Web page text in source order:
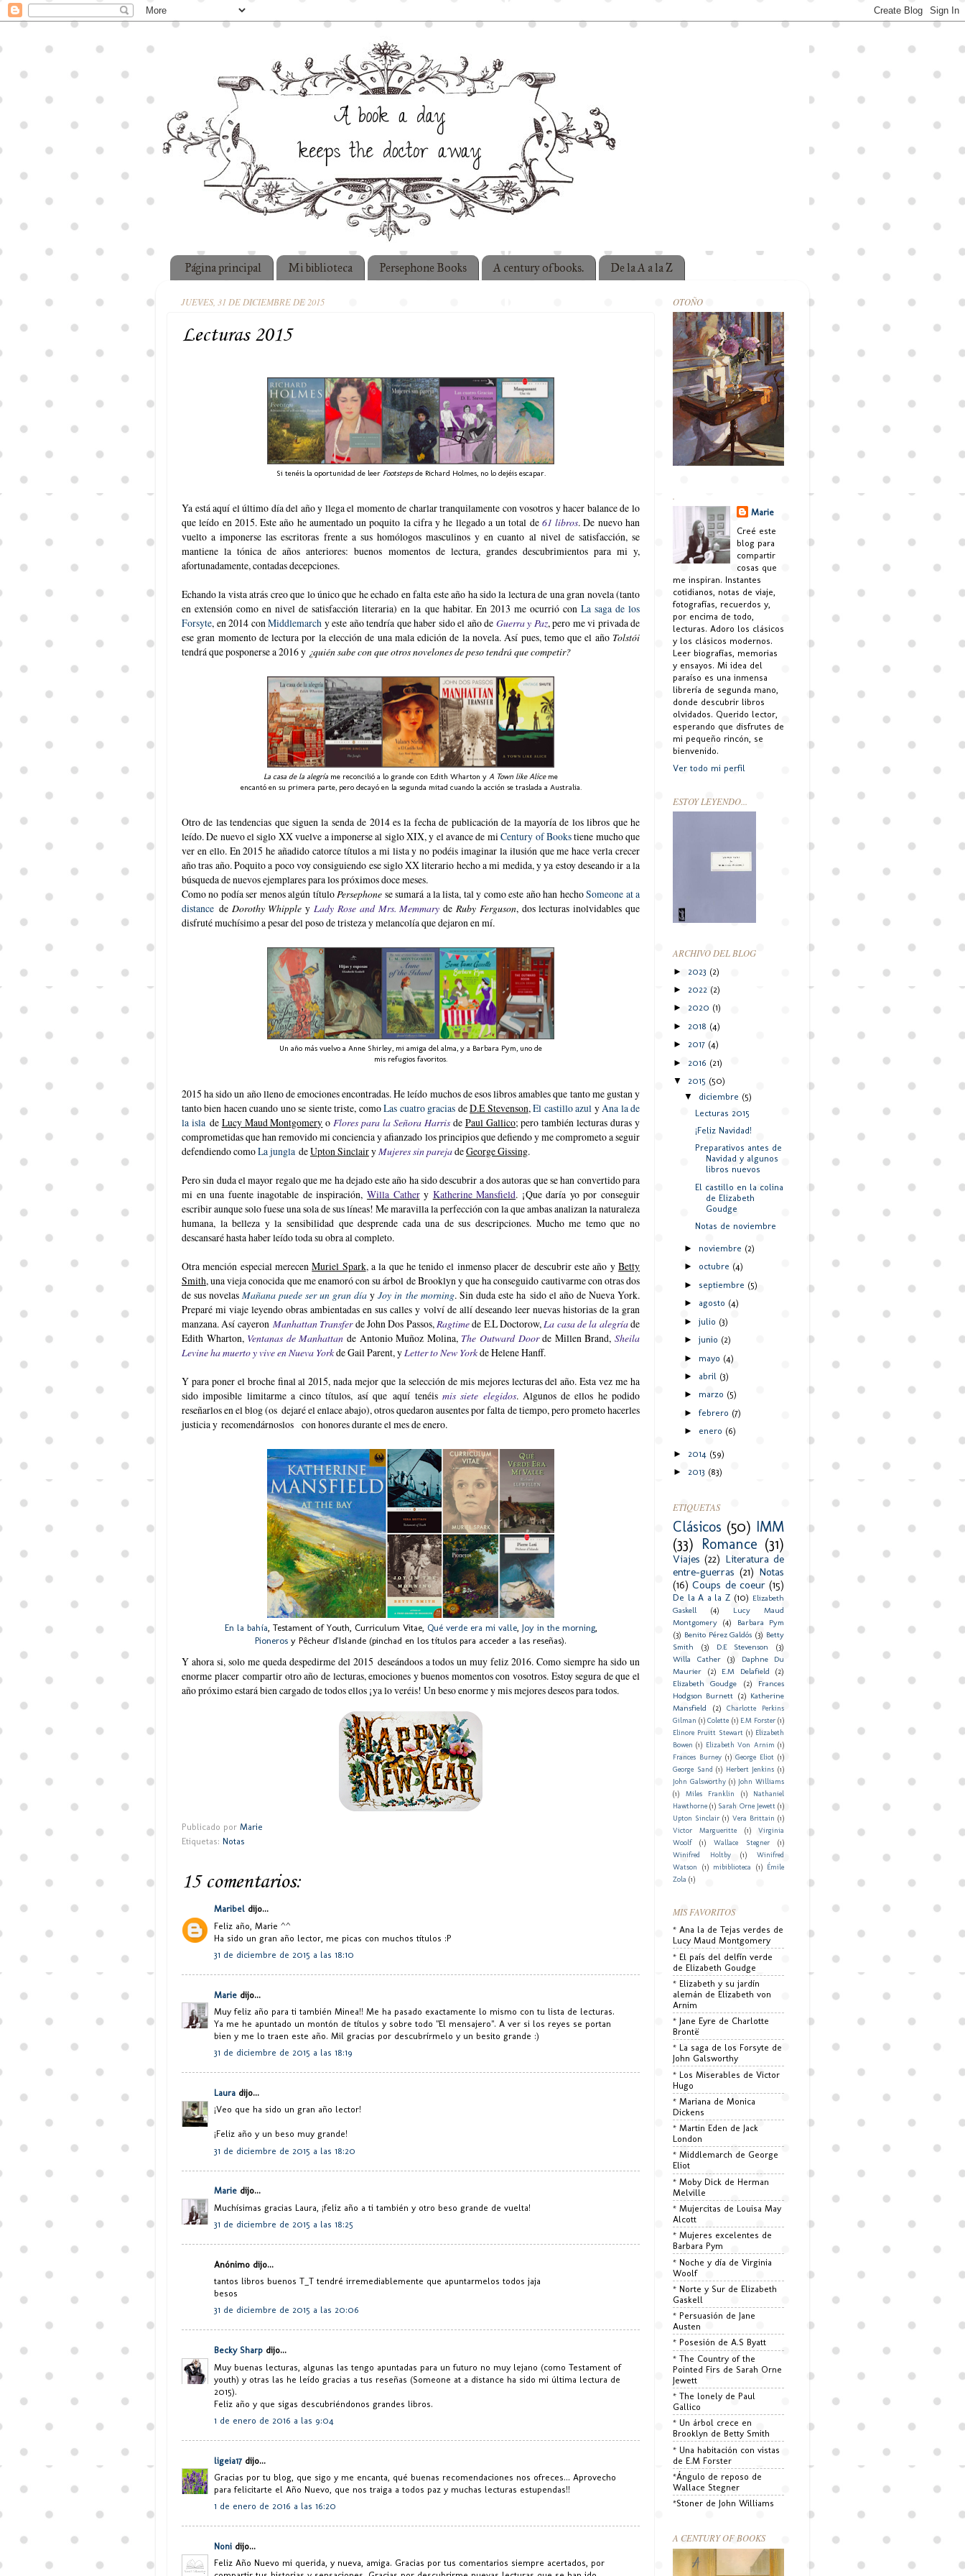
Página principal Mi biblioteca Persephone Books A century of books. De la A a la Z
JUEVES, 31 DE DICIEMBRE DE 2015
Lecturas 2015
Si tenéis la oportunidad de leer Footstepsde Richard Holmes, no lo dejéis escapar.
Ya está aquí el último día del año y llega el momento de charlar tranquilamente con vosotros y hacer balance de lo
que leído en 2015. Este año he aumentado un poquito la cifra y he llegado a un total de 61 libros. De nuevo han
vuelto a imponerse las escritoras frente a sus homólogos masculinos y en cuanto al nivel de satisfacción, se
mantiene la tónica de años anteriores: buenos momentos de lectura, grandes descubrimientos para mi y,
afortunadamente, contadas decepciones.
Echando la vista atrás creo que lo único que he echado en falta este año ha sido la lectura de una gran novela (tanto
en extensión como en nivel de satisfacción literaria) en la que habitar. En 2013 me ocurrió con La saga de los
Forsyte, en 2014 con Middlemarch y este año tendría que haber sido el año de Guerra y Paz, pero me vi privada de
ese gran momento de lectura por la elección de una mala edición de la novela. Así pues, temo que el año Tolstói
tendrá que posponerse a 2016 y ¿quién sabe con que otros novelones de peso tendrá que competir?
La casa de la alegría me reconcilió a lo grande con Edith Wharton y A Town like Aliceme
encantó en su primera parte, pero decayó en la segunda mitad cuando la acción se traslada a Australia.
Otro de las tendencias que siguen la senda de 2014 es la fecha de publicación de la mayoría de los libros que he
leído. De nuevo el siglo XX vuelve a imponerse al siglo XIX, y el avance de miCentury of Bookstiene mucho que
ver en ello. En 2015 he añadido catorce títulos a mi lista y no podéis imaginar la ilusión que me hace verla crecer
año tras año. Poquito a poco voy consiguiendo ese siglo XX literario hecho a mi medida, y ya estoy deseando ir a la
búsqueda de nuevos ejemplares para los próximos doce meses.
Como no podía ser menos algún título Persephone se sumará a la lista, tal y como este año han hechoSomeone at a
distance de Dorothy Whipple y Lady Rose and Mrs. Memmaryde Ruby Ferguson, dos lecturas inolvidables que
disfruté muchísimo a pesar del poso de tristeza y melancolía que dejaron en mí.
Un año más vuelvo a Anne Shirley, mi amiga del alma, y a Barbara Pym, uno de
mis refugios favoritos.
2015 ha sido un año lleno de emociones encontradas. He leído muchos de esos libros amables que tanto me gustan y
tanto bien hacen cuando uno se siente triste, comoLas cuatro gracias deD.E Stevenson,El castillo azul y Ana la de
la islade Lucy Maud Montgomery o Flores para la Señora Harrisde Paul Gallico; pero también lecturas duras y
comprometidas que han removido mi conciencia y afianzado los principios que defiendo y me comprometo a seguir
defendiendo comoLa jungla deUpton Sinclairy Mujeres sin parejadeGeorge Gissing.
Pero sin duda el mayor regalo que me ha dejado este año ha sido descubrir a dos autoras que se han convertido para
mi en una fuente inagotable de inspiración, Willa Cathery Katherine Mansfield. ¡Que daría yo por conseguir
escribir aunque solo fuese una sola de sus líneas! Me maravilla la perfección con la que ambas analizan la naturaleza
humana, la belleza y la sensibilidad que desprende cada una de sus descripciones. Mucho me temo que no
descansaré hasta haber leído toda su obra al completo.
Otra mención especial merecenMuriel Spark, a la que he tenido el inmenso placer de descubrir este año yBetty
Smith, una vieja conocida que me enamoró con su árbol de Brooklyn y que ha conseguido cautivarme con otras dos
de sus novelas Mañana puede ser un gran día yJoy in the morning. Sin duda este ha sido el año de Nueva York.
Preparé mi viaje leyendo obras ambientadas en sus calles y volví de allí deseando leer nuevas historias de la gran
manzana. Así cayeron Manhattan Transferde John Dos Passos, Ragtimede E.L Doctorow, La casa de la alegríade
Edith Wharton, Ventanas de Manhattan de Antonio Muñoz Molina, The Outward Door de Millen Brand,Sheila
Levine ha muerto y vive en Nueva Yorkde Gail Parent, y Letter to New Yorkde Helene Hanff.
Y para poner el broche final al 2015, nada mejor que la selección de mis mejores lecturas del año. Esta vez me ha
sido imposible limitarme a cinco títulos, así que aquí tenéis mis siete elegidos. Algunos de ellos he podido
reseñarlos en el blog (os dejaré el enlace abajo), otros quedaron ausentes por falta de tiempo, pero prometo hacerles
justicia y recomendárnoslos con honores durante el mes de enero.
En la bahía , Testament of Youth, Curriculum Vitae, Qué verde era mi valle, Joy in the morning,
Pioneros y Pêcheur d'Islande (pinchad en los títulos para acceder a las reseñas).
Y ahora si, solo me queda despedirme del 2015 deseándoos a todos un muy feliz 2016. Como siempre ha sido un
enorme placer compartir otro año de lecturas, emociones y buenos momentos con vosotros. Estoy segura de que el
año próximo estará bien cargado de todos ellos ¡ya lo veréis! Un beso enorme y mis mejores deseos para todos.
Publicado por Marie
Etiquetas: Notas
15 comentarios:
Maribel dijo...
Feliz año, Marie ^^
Ha sido un gran año lector, me picas con muchos títulos :P
31 de diciembre de 2015 a las 18:10
Marie dijo...
Muy feliz año para ti también Minea!! Me ha pasado exactamente lo mismo con tu lista de lecturas.
Ya me he apuntado un montón de títulos y sobre todo "El mensajero". A ver si los reyes se portan
bien y me lo traen este año. Mil gracias por descubrírmelo y un besito grande :)
31 de diciembre de 2015 a las 18:19
Laura dijo...
¡Veo que ha sido un gran año lector!
¡Feliz año y un beso muy grande!
31 de diciembre de 2015 a las 18:20
Marie dijo...
Muchísimas gracias Laura, ¡feliz año a ti también y otro beso grande de vuelta!
31 de diciembre de 2015 a las 18:25
Anónimo dijo...
tantos libros buenos T_T tendré irremediablemente que apuntarmelos todos jaja
besos
31 de diciembre de 2015 a las 20:06
Becky Sharp dijo...
Muy buenas lecturas, algunas las tengo apuntadas para un futuro no muy lejano (como Testament of
youth) y otras las he leído gracias a tus reseñas (Someone at a distance ha sido mi última lectura de
2015).
Feliz año y que sigas descubriéndonos grandes libros.
1 de enero de 2016 a las 9:04
ligeia17dijo...
Gracias por tu blog, que sigo y me encanta, qué buenas recomendaciones nos ofreces... Aprovecho
para felicitarte el Año Nuevo, que nos traiga a todos paz y muchas lecturas estupendas!!
1 de enero de 2016 a las 16:20
Noni dijo...
Feliz Año Nuevo mi querida, y nueva, amiga. Gracias por tus comentarios siempre acertados, por
OTOÑO
Marie
Creé este
blog para
compartir
cosas que
me inspiran. Instantes
cotidianos, notas de viaje,
fotografías, recuerdos y,
por encima de todo,
lecturas. Adoro los clásicos
y los clásicos modernos.
Leer biografías, memorias
y ensayos. Mi idea del
paraíso es una inmensa
librería de segunda mano,
donde descubrir libros
olvidados. Querido lector,
esperando que disfrutes de
mi pequeño rincón, se
bienvenido.
Ver todo mi perfil
ESTOY LEYENDO...
ARCHIVO DEL BLOG
► 2023 (2)
► 2022 (2)
► 2020 (1)
► 2018 (4)
► 2017 (4)
► 2016 (21)
▼ 2015 (50)
▼ diciembre (5)
Lecturas 2015
¡Feliz Navidad!
Preparativos antes de
Navidad y algunos
libros nuevos
El castillo en la colina
de Elizabeth
Goudge
Notas de noviembre
► noviembre (2)
► octubre (4)
► septiembre (5)
► agosto (4)
►julio (3)
►junio (2)
► mayo (4)
► abril (3)
► marzo (5)
►febrero (7)
► enero (6)
► 2014 (59)
► 2013 (83)
ETIQUETAS
Clásicos (50) IMM
(33) Romance (31)
Viajes (22) Literatura de
entre-guerras (21) Notas
(16) Coups de coeur (15)
De la A a la Z (10) Elizabeth
Gaskell
(4)
Lucy Maud
Montgomery (4)
Barbara Pym
(3) Benito Pérez Galdós (3) Betty
Smith
(3) D.E Stevenson
(3)
Willa Cather
(3)
Daphne Du
Maurier
(2) E.M Delafield
(2)
Elizabeth Goudge
(2)
Frances
Hodgson Burnett (2) Katherine
Mansfield
(2)
Charlotte Perkins
Gilman (1) Colette (1) E.M Forster (1)
Elinore Pruitt Stewart (1) Elizabeth
Bowen (1) Elizabeth Von Arnim (1)
Frances Burney (1) George Eliot (1)
George Sand (1) Herbert Jenkins (1)
John Galsworthy (1) John Williams
(1)
Miles Franklin (1)
Nathaniel
Hawthorne (1) Sarah Orne Jewett (1)
Upton Sinclair (1) Vera Brittain (1)
Victor Margueritte
(1)
Virginia
Woolf
(1) Wallace Stegner
(1)
Winifred Holtby
(1)
Winifred
Watson
(1) mibiblioteca (1)
Émile
Zola (1)
MIS FAVORITOS
* Ana la de Tejas verdes de
Lucy Maud Montgomery
* El país del delfín verde
de Elizabeth Goudge
* Elizabeth y su jardín
alemán de Elizabeth von
Arnim
* Jane Eyre de Charlotte
Brontë
* La saga de los Forsyte de
John Galsworthy
* Los Miserables de Victor
Hugo
* Mariana de Monica
Dickens
* Martin Eden de Jack
London
* Middlemarch de George
Eliot
* Moby Dick de Herman
Melville
* Mujercitas de Louisa May
Alcott
* Mujeres excelentes de
Barbara Pym
* Noche y día de Virginia
Woolf
* Norte y Sur de Elizabeth
Gaskell
* Persuasión de Jane
Austen
* Posesión de A.S Byatt
* The Country of the
Pointed Firs de Sarah Orne
Jewett
* The lonely de Paul
Gallico
* Un árbol crece en
Brooklyn de Betty Smith
* Una habitación con vistas
de E.M Forster
*Ángulo de reposo de
Wallace Stegner
*Stoner de John Williams
A CENTURY OF BOOKS